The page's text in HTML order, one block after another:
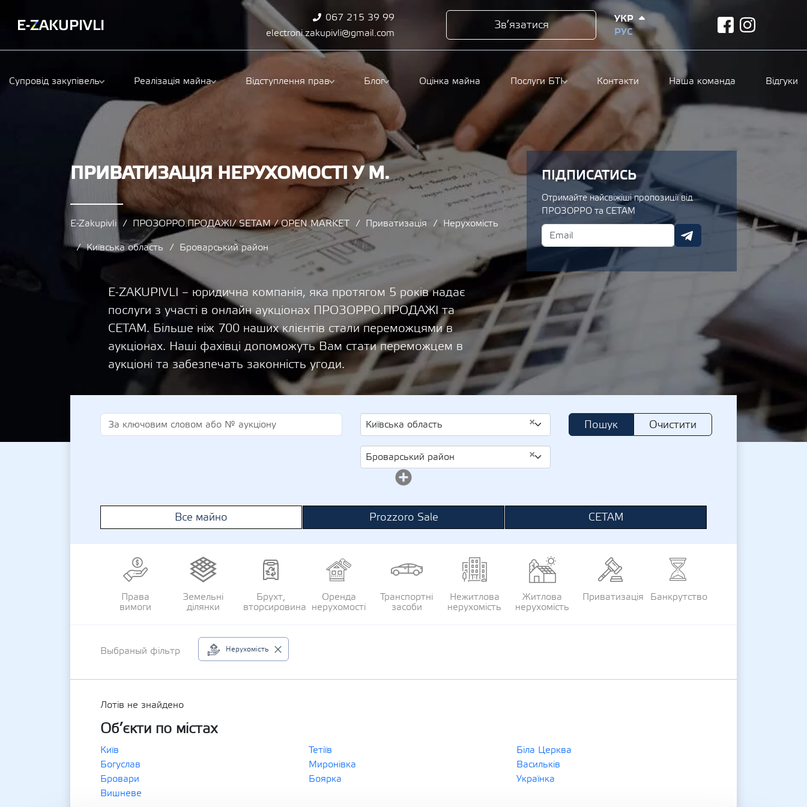
067 215 39 99
electroni.zakupivli@gmail.com
Зв’язатися
УКР
РУС
facebook
Супровід закупівель Реалізація майна Відступлення прав Блог Оцінка майна Послуги БТІ Контакти Наша команда Відгуки
ПРИВАТИЗАЦІЯ НЕРУХОМОСТІ У М.
E-Zakupivli ПРОЗОРРО.ПРОДАЖІ/ SETAM / OPEN MARKET Приватизація
Нерухомість
Київська область
Броварський район
E-ZAKUPIVLI – юридична компанія, яка протягом 5 років надає
послуги з участі в онлайн аукціонах ПРОЗОРРО.ПРОДАЖІ та
СЕТАМ. Більше ніж 700 наших клієнтів стали переможцями в
аукціонах. Наші фахівці допоможуть Вам стати переможцем в
аукціоні та забезпечать законність угоди.
ПІДПИСАТИСЬ
Отримайте найсвіжіші пропозиції від
ПРОЗОРРО та СЕТАМ
×
Київська область
×
Броварський район
Пошук Очистити
Все майно Prozzoro Sale СЕТАМ
Права
вимоги
Земельні
ділянки
Брухт,
вторсировина
Оренда
нерухомості
Транспортні
засоби
Нежитлова
нерухомість
Житлова
нерухомість
Приватизація Банкрутство
Выбраный фільтр Нерухомість
Лотів не знайдено
Об’єкти по містах
Київ Тетіїв
Біла Церква
Богуслав
Миронівка
Васильків
Бровари
Боярка
Українка
Вишневе